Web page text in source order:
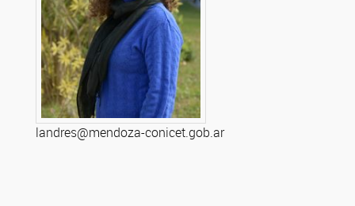
landres@mendoza-conicet.gob.ar